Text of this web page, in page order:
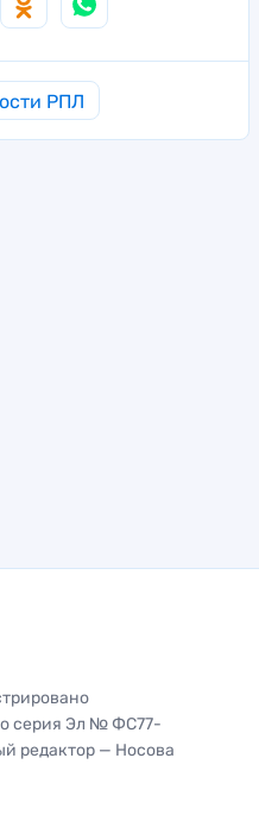
РПЛ
серия Эл № ФС77-
редактор — Носова